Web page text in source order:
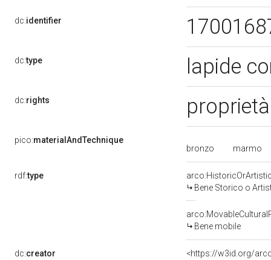
dc:identifier
dc:type lapide
dc:rights
pico:materialAndTechnique
bronzo
marmo
rdf:type
Bene Storico o
Bene mobile
dc:creator
<https://w3id.org/